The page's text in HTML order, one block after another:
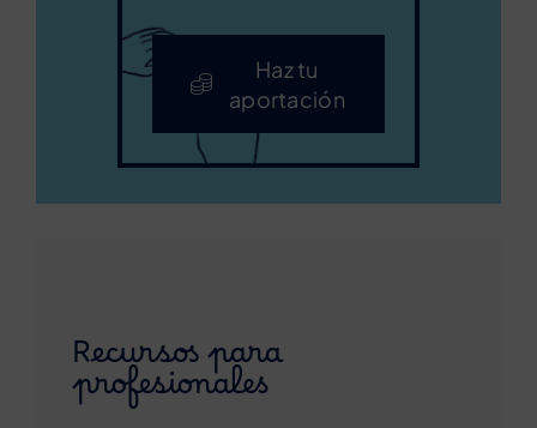
Haz tu
aportación
Recursos para
profesionales